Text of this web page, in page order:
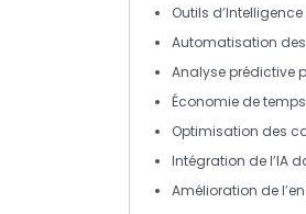
Outils
Automatisation
Analyse prédictive
Économie detemps
Optimisation des
Intégration de l’IA
Amélioration de